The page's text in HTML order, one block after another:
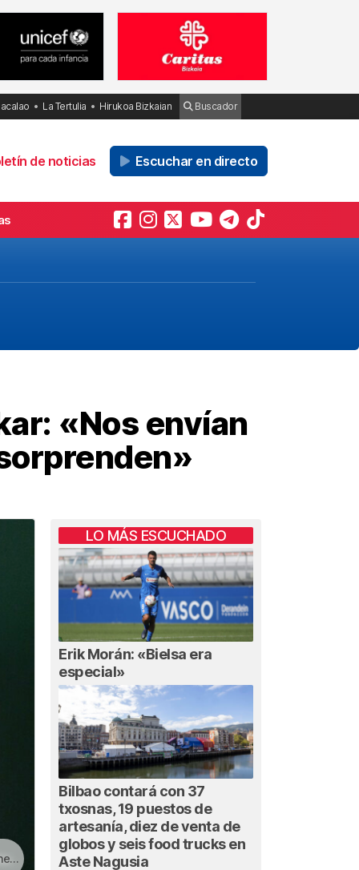
La Tertulia Hirukoa Bizkaian Buscador
de noticias Escuchar en directo
«Nos envían
LO MÁS ESCUCHADO
Erik Morán: «Bielsa era
especial»
Bilbao contará con 37
txosnas, 19 puestos de
artesanía, diez de venta de
globos y seis food trucks en
Aste Nagusia